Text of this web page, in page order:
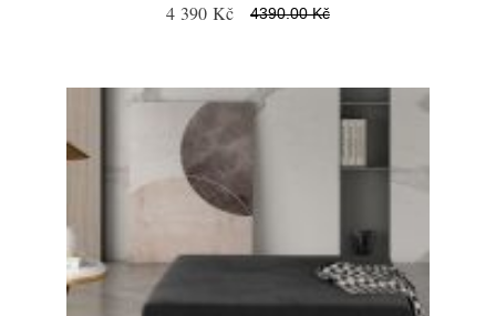
4 390 Kč 4390.00 Kč